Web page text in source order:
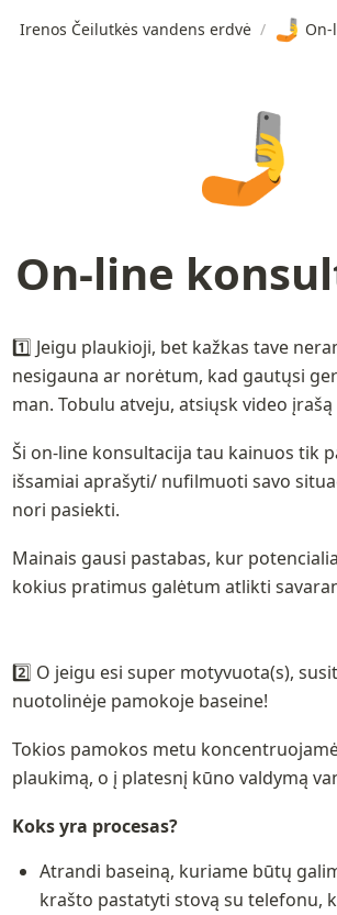
Irenos Čeilutkės vandens erdvė / 🤳
🤳
On-line
1️⃣ Jeigu plaukioji, bet kažkas tave
nesigauna ar norėtum, kad gautųsi
man. Tobulu atveju, atsiųsk video
Ši on-line konsultacija tau kainuos tik
išsamiai aprašyti/ nufilmuoti savo
nori pasiekti.
Mainais gausi pastabas, kur
kokius pratimus galėtum atlikti
2️⃣ O jeigu esi super motyvuota(s),
nuotolinėje pamokoje baseine!
Tokios pamokos metu
plaukimą, o į platesnį kūno valdymą
Koks yra procesas?
Atrandi baseiną, kuriame būtų
krašto pastatyti stovą su telefonu,